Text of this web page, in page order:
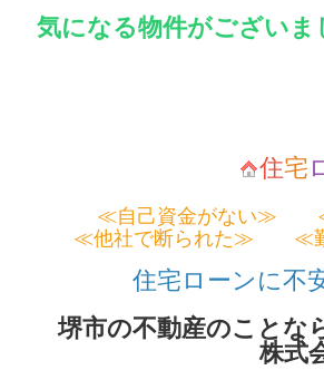
気になる物件がござい
住宅
≪自己資金がない≫
≪他社で断られた≫ ≪勤
住宅ローンに不安の
堺市の不動産のことな
株式